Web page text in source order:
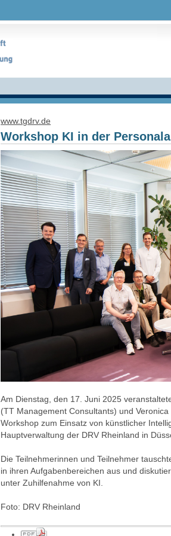
www.tgdrv.de
Workshop KI in der
Am Dienstag, den 17. Juni 2025
(TT Management Consultants) und
Workshop zum Einsatz von künstlicher
Hauptverwaltung der DRV Rheinland in
Die Teilnehmerinnen und Teilnehmer
in ihren Aufgabenbereichen aus und
unter Zuhilfenahme von KI.
Foto: DRV Rheinland